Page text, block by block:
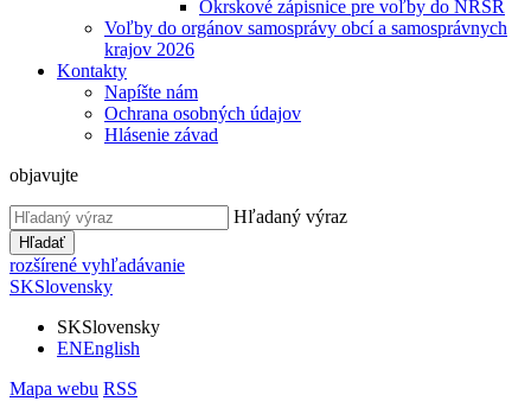
Okrskové zápisnice pre voľby do NRSR
Voľby do orgánov samosprávy obcí a samosprávnych
krajov 2026
Kontakty
Napíšte nám
Ochrana osobných údajov
Hlásenie závad
objavujte
Hľadaný výraz
Hľadať
rozšírené vyhľadávanie
SKSlovensky
SKSlovensky
ENEnglish
Mapa webu RSS